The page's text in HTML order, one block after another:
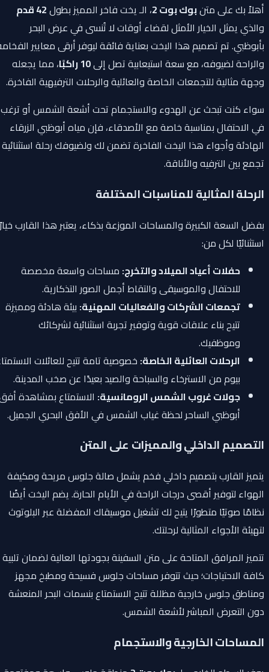
أهلاً بك على متنبوك بوت 2 ، الـ يخت فاخر المميز بطول42 قدم
والذي يمثل الخيار الأمثل لقضاء أوقات لا تُنسى في عرض البحر
بأبوظبي. تم تصميم هذا اليخت بعناية فائقة ليوفر أرقى معايير الفخامة
والراحة لضيوفه، مع سعة استيعابية تصل إلى10 راكبًا
، مما يجعله
وجهة مثالية للتجمعات الخاصة والعائلية والرحلات الترفيهية الفاخرة.
سواء كنت تبحث عن الهدوء والاستجمام تحت أشعة الشمس أو ترغب
في الاحتفال بمناسبة خاصة مع الأصدقاء، فإن مياه أبوظبي الزرقاء
الهادئة وأجواء هذا اليخت الفاخرة تضمن لك ولضيوفك رحلة استثنائية
تجمع بين الترفيه والأناقة.
الرحلة المثالية للمناسبات المختلفة
بفضل السعة الكبيرة والمساحات الموزعة بذكاء، يعتبر هذا القارب خيارًا
استثنائيًا لكل من:
حفلات أعياد الميلاد والتخرج:مساحات واسعة مخصصة
للاحتفال والموسيقى والتقاط أجمل الصور التذكارية.
تجمعات الشركات والفعاليات المهنية:بيئة هادئة ومميزة
تتيح بناء علاقات قوية وتوفير تجربة استثنائية لشركائك
وموظفيك.
الرحلات العائلية الخاصة:خصوصية تامة تتيح للعائلات الاستمتاع
بيوم من الاسترخاء والسباحة والصيد بعيدًا عن صخب المدينة.
جولات غروب الشمس الرومانسية:الاستمتاع بمشاهدة أفق
أبوظبي الساحر لحظة غياب الشمس في الأفق البحري الجميل.
التصميم الداخلي والمميزات على المتن
يتميز القارب بتصميم داخلي فخم يشمل صالة جلوس مريحة ومكيفة
الهواء لتوفير أقصى درجات الراحة في الأيام الحارة. يضم اليخت أيضًا
نظامًا صوتيًا متطورًا يتيح لك تشغيل موسيقاك المفضلة عبر البلوتوث
لتهيئة الأجواء المثالية لرحلتك.
تتميز المرافق المتاحة على متن السفينة بجودتها العالية لضمان تلبية
كافة الاحتياجات؛ حيث تتوفر مساحات جلوس فسيحة ومطبخ مجهز
ومناطق جلوس خارجية مظللة تتيح الاستمتاع بنسمات البحر المنعشة
دون التعرض المباشر لأشعة الشمس.
المساحات الخارجية والاستجمام